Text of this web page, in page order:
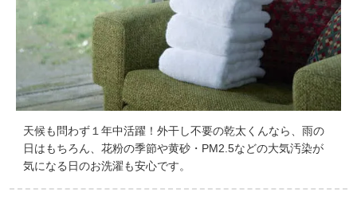
天候も問わず１年中活躍！外干し不要の乾太くんなら、雨の
日はもちろん、花粉の季節や黄砂・PM2.5などの大気汚染が
気になる日のお洗濯も安心です。